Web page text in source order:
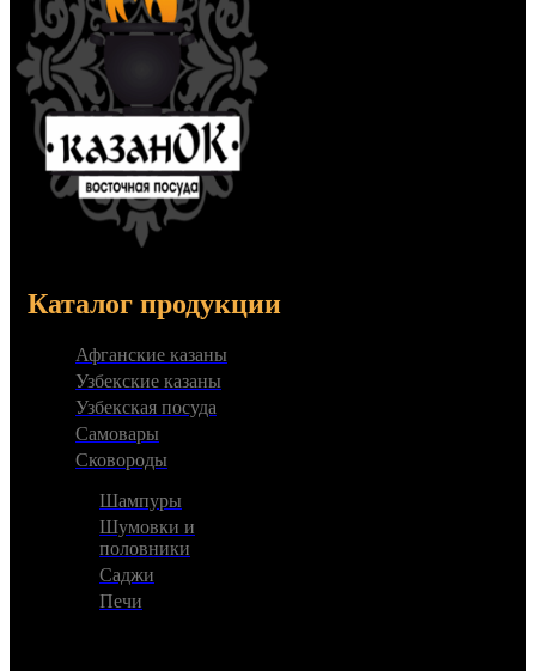
Каталог продукции
Афганские казаны
Узбекские казаны
Узбекская посуда
Самовары
Сковороды
Шампуры
Шумовки и
половники
Саджи
Печи